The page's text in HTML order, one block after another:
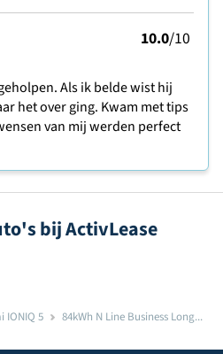
10.0/10
Als ik belde wist hij
het over ging. Kwam met tips
van mij werden perfect
bij ActivLease
IONIQ 5 84kWh N Line Business Long...